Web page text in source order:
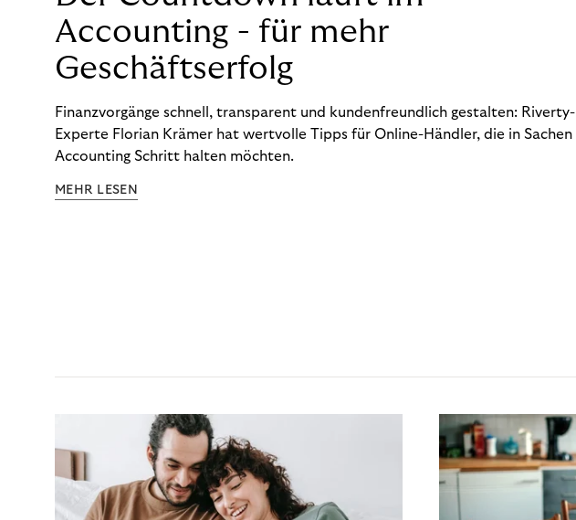
Accounting - für mehr
Geschäftserfolg
Finanzvorgänge schnell, transparent und kundenfreundlich gestalten: Riverty-
Experte Florian Krämer hat wertvolle Tipps für Online-Händler, die in Sachen
Accounting Schritt halten möchten.
MEHR LESEN